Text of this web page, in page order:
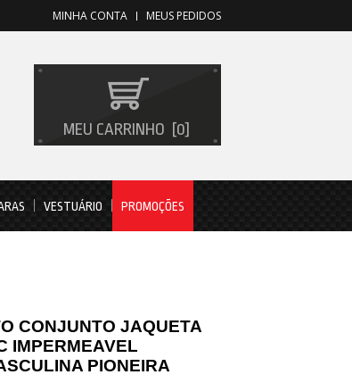
MEUS PEDIDOS
MINHA CONTA
MEU CARRINHO 0
VESTUÁRIO PROMOÇÕES
CONJUNTO JAQUETA
IMPERMEAVEL
PIONEIRA